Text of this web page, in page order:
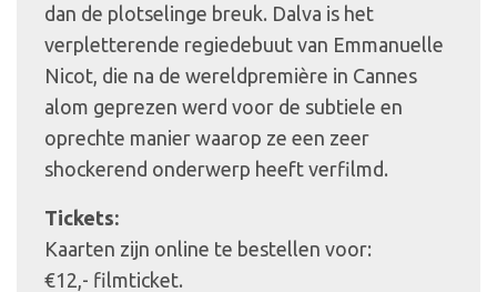
dan de plotselinge breuk. Dalva is het
verpletterende regiedebuut van Emmanuelle
Nicot, die na de wereldpremière in Cannes
alom geprezen werd voor de subtiele en
oprechte manier waarop ze een zeer
shockerend onderwerp heeft verfilmd.
Tickets:
Kaarten zijn online te bestellen voor:
€12,- filmticket.